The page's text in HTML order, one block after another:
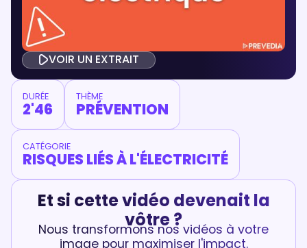
VOIR UN EXTRAIT
DURÉE
2'46
THÈME
PRÉVENTION
CATÉGORIE
RISQUES LIÉS À L'ÉLECTRICITÉ
Et si cette vidéo devenait la
vôtre ?
Nous transformons nos vidéos à votre
image pour maximiser l'impact.